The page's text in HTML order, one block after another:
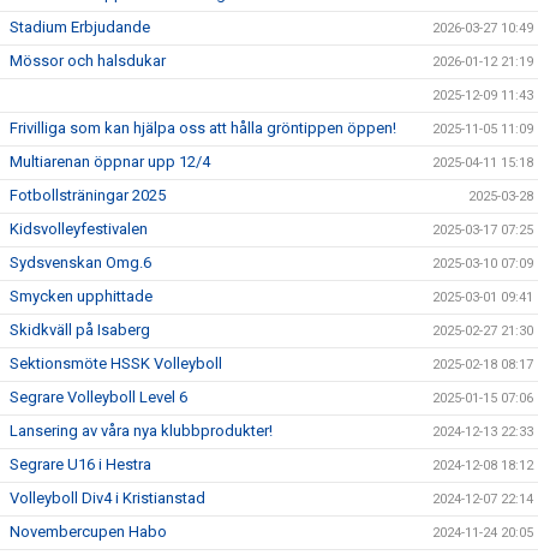
Stadium Erbjudande 2026-03-27 10:49
Mössor och halsdukar 2026-01-12 21:19
2025-12-09 11:43
Frivilliga som kan hjälpa oss att hålla gröntippen öppen! 2025-11-05 11:09
Multiarenan öppnar upp 12/4 2025-04-11 15:18
Fotbollsträningar 2025 2025-03-28
Kidsvolleyfestivalen 2025-03-17 07:25
Sydsvenskan Omg.6 2025-03-10 07:09
Smycken upphittade 2025-03-01 09:41
Skidkväll på Isaberg 2025-02-27 21:30
Sektionsmöte HSSK Volleyboll 2025-02-18 08:17
Segrare Volleyboll Level 6 2025-01-15 07:06
Lansering av våra nya klubbprodukter! 2024-12-13 22:33
Segrare U16 i Hestra 2024-12-08 18:12
Volleyboll Div4 i Kristianstad 2024-12-07 22:14
Novembercupen Habo 2024-11-24 20:05